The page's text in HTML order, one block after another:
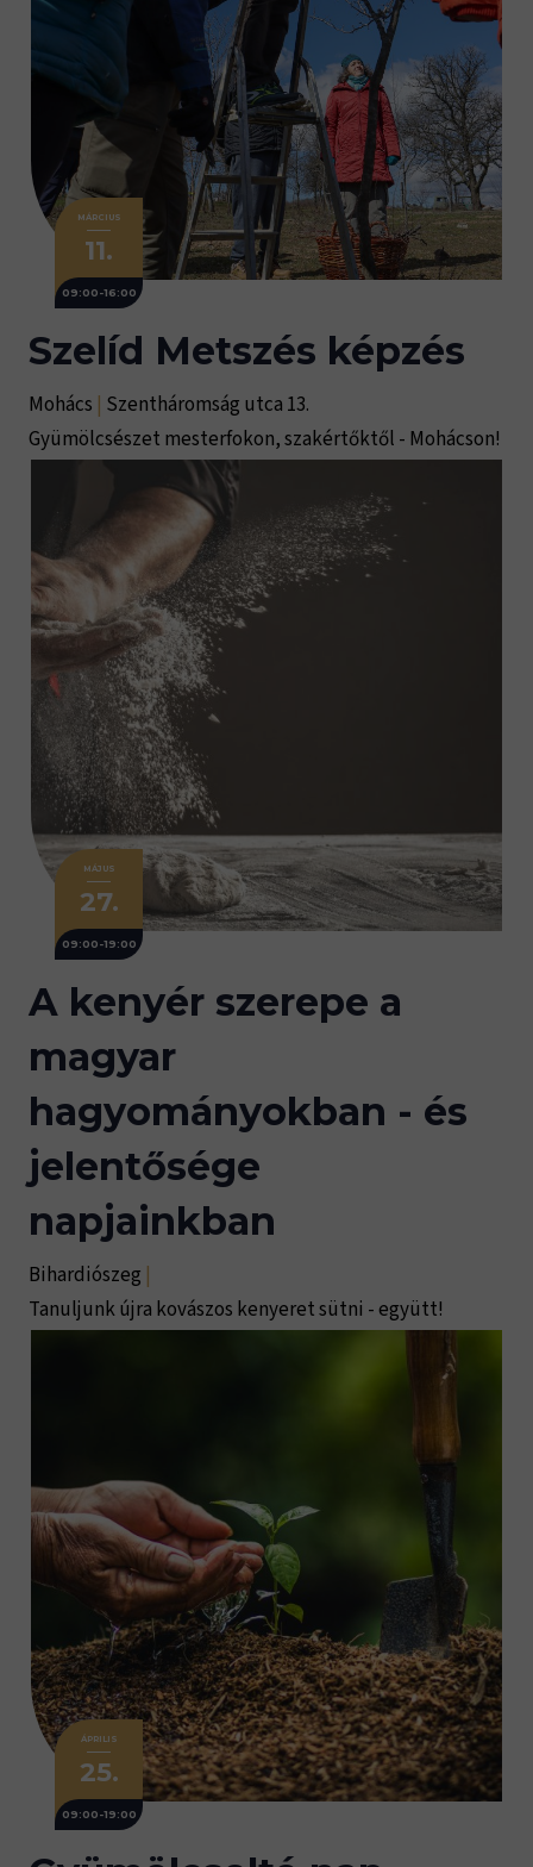
MÁRCIUS
11.
09:00-16:00
Szelíd Metszés képzés
Mohács | Szentháromság utca 13.
Gyümölcsészet mesterfokon, szakértőktől - Mohácson!
MÁJUS
27.
09:00-19:00
A kenyér szerepe a
magyar
hagyományokban - és
jelentősége
napjainkban
Bihardiószeg |
Tanuljunk újra kovászos kenyeret sütni - együtt!
ÁPRILIS
25.
09:00-19:00